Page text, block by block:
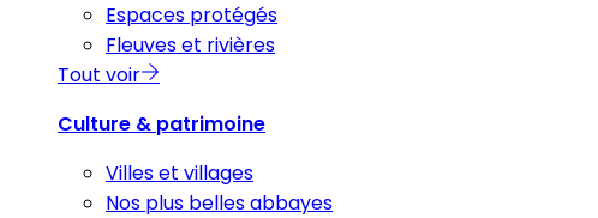
Espaces protégés
Fleuves et rivières
Tout voir
Culture & patrimoine
Villes et villages
Nos plus belles abbayes